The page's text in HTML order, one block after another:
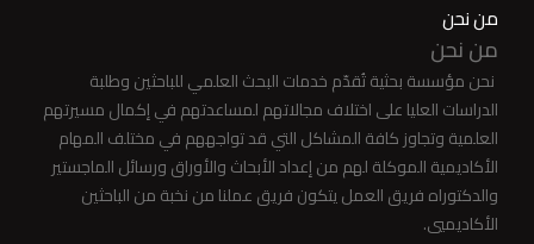
من نحن
من نحن
نحن مؤسسة بحثية تُقدّم خدمات البحث العلمي للباحثين وطلبة
الدراسات العليا على اختلاف مجالاتهم لمساعدتهم في إكمال مسيرتهم
العلمية وتجاوز كافة المشاكل التي قد تواجههم في مختلف المهام
الأكاديمية الموكلة لهم من إعداد الأبحاث والأوراق ورسائل الماجستير
والدكتوراه فريق العمل يتكون فريق عملنا من نخبة من الباحثين
الأكاديميي.